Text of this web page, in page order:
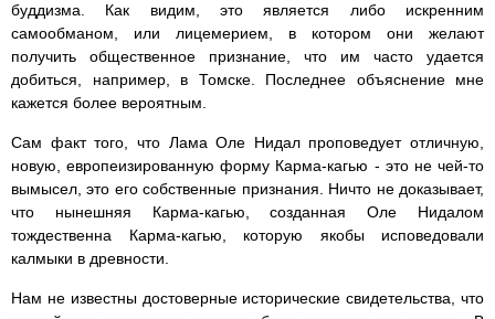
буддизма. Как видим, это является либо искренним
самообманом, или лицемерием, в котором они желают
получить общественное признание, что им часто удается
добиться, например, в Томске. Последнее объяснение мне
кажется более вероятным.
Сам факт того, что Лама Оле Нидал проповедует отличную,
новую, европеизированную форму Карма-кагью - это не чей-то
вымысел, это его собственные признания. Ничто не доказывает,
что нынешняя Карма-кагью, созданная Оле Нидалом
тождественна Карма-кагью, которую якобы исповедовали
калмыки в древности.
Нам не известны достоверные исторические свидетельства, что